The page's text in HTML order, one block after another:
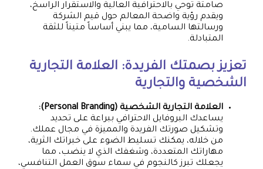
صامتة توحي بالاحترافية العالية والاستقرار الراسخ،
ويقدم رؤية واضحة المعالم حول قيم الشركة
ورسالتها السامية، مما يبني أساساً متيناً للثقة
المتبادلة.
تعزيز بصمتك الفريدة: العلامة التجارية
الشخصية والتجارية
العلامة التجارية الشخصية (Personal Branding):
يساعدك البروفايل الاحترافي ببراعة على تحديد
وتشكيل صورتك الفريدة والمميزة في مجال عملك.
من خلاله، يمكنك تسليط الضوء على خبراتك الثرية،
مهاراتك المتعددة، وشغفك الذي لا ينضب، مما
يجعلك تبرز كالنجوم في سماء سوق العمل التنافسي،